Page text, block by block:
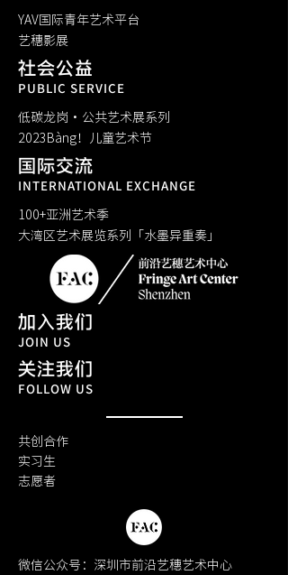
YAV国际青年艺术平台
​艺穗影展
社会公益
PUBLIC SERVICE
低碳龙岗·公共艺术展系列
​2023Bàng！儿童艺术节
国际交流
INTERNATIONAL EXCHANGE
100+亚洲艺术季
大湾区艺术展览系列「水墨异重奏」
加入我们
JOIN US
关注我们
FOLLOW US
共创合作
实习生
​志愿者
微信公众号：深圳市前沿艺穗艺术中心